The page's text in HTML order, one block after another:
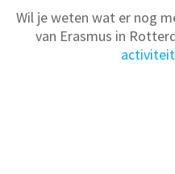
Wil je weten wat er nog
van Erasmus in